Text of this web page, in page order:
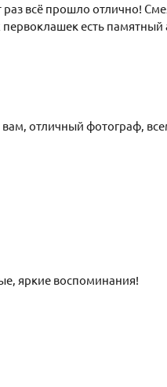
всё прошло отлично!
есть памятный
отличный фотограф,
яркие воспоминания!